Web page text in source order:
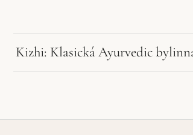
Kizhi: Klasická Ayurvedic